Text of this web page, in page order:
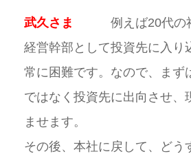
武久さま
例えば20代の社
経営幹部として投資先に入り
常に困難です。なので、まず
ではなく投資先に出向させ、
ませます。
その後、本社に戻して、どう